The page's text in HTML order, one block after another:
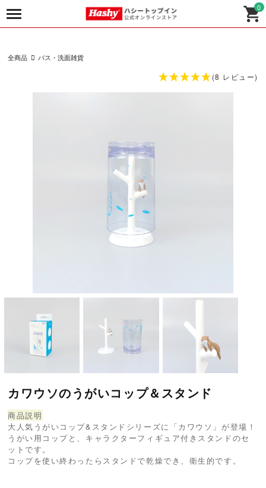
0
全商品 バス・洗面雑貨
(8 レビュー)
カワウソのうがいコップ＆スタンド
商品説明
大人気うがいコップ&スタンドシリーズに「カワウソ」が登場！
うがい用コップと、キャラクターフィギュア付きスタンドのセ
ットです。
コップを使い終わったらスタンドで乾燥でき、衛生的です。